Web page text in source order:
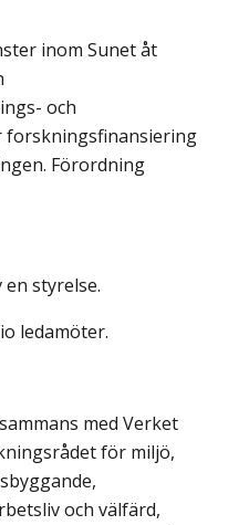
inom Sunet åt
och
forskningsfinansiering
Förordning
styrelse.
ledamöter.
med Verket
för miljö,
och välfärd,